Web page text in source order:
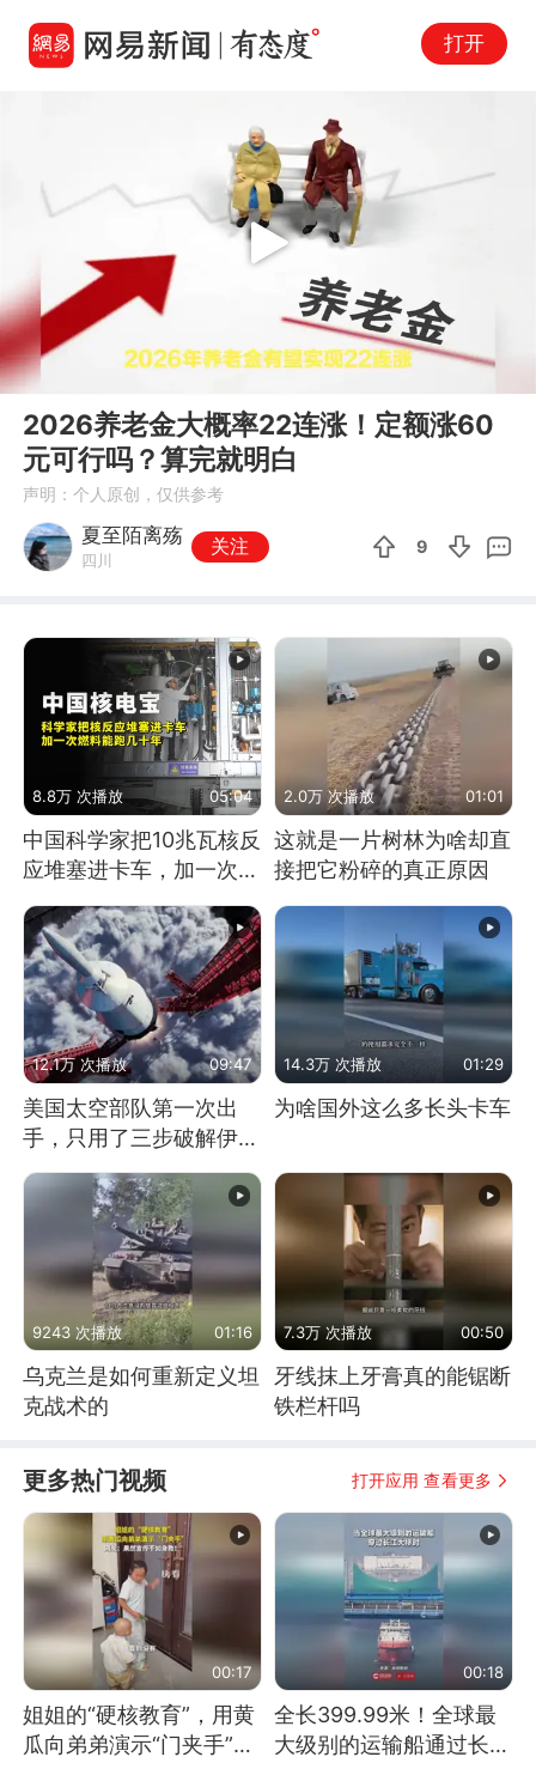
打开
00:00
Play
2026养老金大概率22连涨！定额涨60
元可行吗？算完就明白
声明：个人原创，仅供参考
夏至陌离殇
四川
关注 9
8.8万 次播放 05:04
中国科学家把10兆瓦核反
应堆塞进卡车，加一次燃
2.0万 次播放 01:01
这就是一片树林为啥却直
接把它粉碎的真正原因
12.1万 次播放 09:47
美国太空部队第一次出
手，只用了三步破解伊朗
防空
14.3万 次播放 01:29
为啥国外这么多长头卡车
9243 次播放 01:16
乌克兰是如何重新定义坦
克战术的
7.3万 次播放 00:50
牙线抹上牙膏真的能锯断
铁栏杆吗
更多热门视频 打开应用 查看更多
00:17
姐姐的“硬核教育”，用黄
瓜向弟弟演示“门夹手”，
00:18
全长399.99米！全球最
大级别的运输船通过长江